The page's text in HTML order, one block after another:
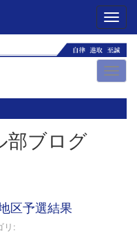
部ブログ
区予選結果
リ: